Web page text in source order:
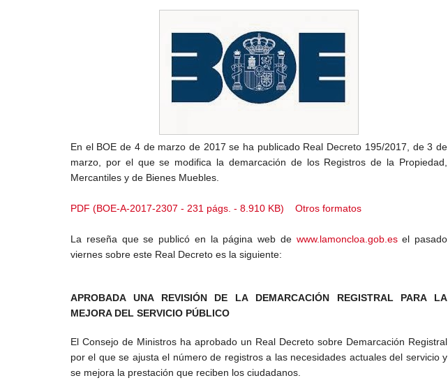
En el BOE de 4 de marzo de 2017 se ha publicado Real Decreto 195/2017, de 3 de
marzo, por el que se modifica la demarcación de los Registros de la Propiedad,
Mercantiles y de Bienes Muebles.
PDF (BOE-A-2017-2307 - 231 págs. - 8.910 KB) Otros formatos
La reseña que se publicó en la página web de www.lamoncloa.gob.esel pasado
viernes sobre este Real Decreto es la siguiente:
APROBADA UNA REVISIÓN DE LA DEMARCACIÓN REGISTRAL PARA LA
MEJORA DEL SERVICIO PÚBLICO
El Consejo de Ministros ha aprobado un Real Decreto sobre Demarcación Registral
por el que se ajusta el número de registros a las necesidades actuales del servicio y
se mejora la prestación que reciben los ciudadanos.